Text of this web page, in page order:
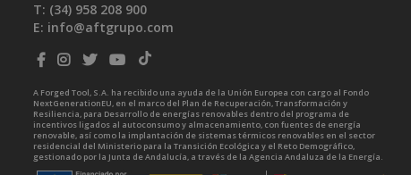
T: (34) 958 208 900
E: info@aftgrupo.com
A Forged Tool, S.A. ha recibido una ayuda de la Unión Europea con cargo al Fondo
NextGenerationEU, en el marco del Plan de Recuperación, Transformación y
Resiliencia, para Desarrollo de energías renovables dentro del programa de
incentivos ligados al autoconsumo y almacenamiento, con fuentes de energía
renovable, así como la implantación de sistemas térmicos renovables en el sector
residencial del Ministerio para la Transición Ecológica y el Reto Demográfico,
gestionado por la Junta de Andalucía, a través de la Agencia Andaluza de la Energía.